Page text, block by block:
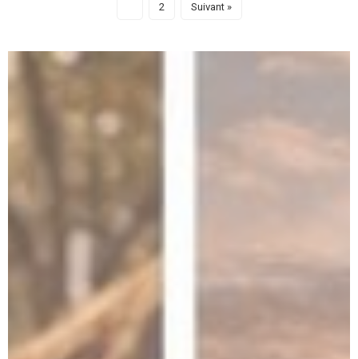
2 Suivant »